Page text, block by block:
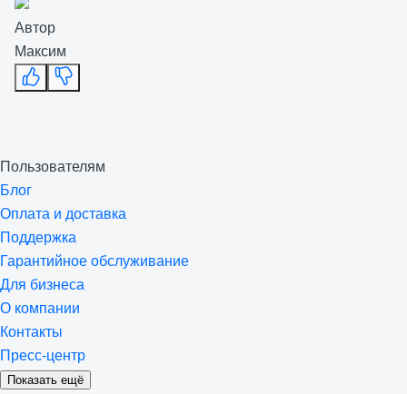
Автор
Максим
Пользователям
Блог
Оплата и доставка
Поддержка
Гарантийное обслуживание
Для бизнеса
О компании
Контакты
Пресс-центр
Показать ещё